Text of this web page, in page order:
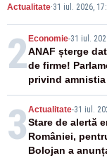
„O legendă a
Actualitate·31 iul. 2026,
2 Economie-31 iul.
ANAF șterge
de firme!
privind
3 Actualitate-31 iul.
Stare de alertă
României,
Bolojan a